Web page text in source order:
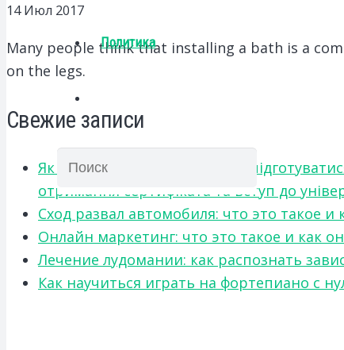
Политика
14 Июл 2017
Many people think that installing a bath is a
on the legs.
Свежие записи
Як українським абітурієнтам
отримання сертифіката та вступ до
Сход развал автомобиля: что это такое и
Онлайн маркетинг: что это такое и как
Лечение лудомании: как распознать
Как научиться играть на фортепиано с